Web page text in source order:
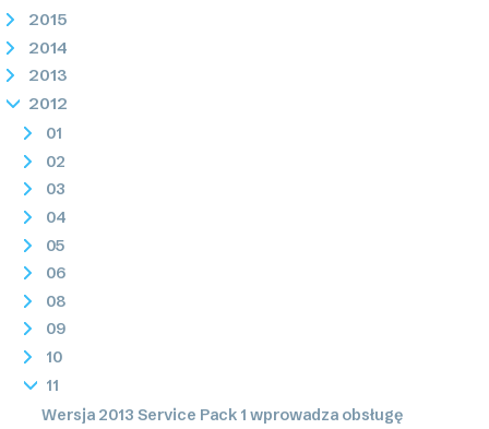
2015
2014
2013
2012
01
02
03
04
05
06
08
09
10
11
Wersja 2013 Service Pack 1 wprowadza obsługę